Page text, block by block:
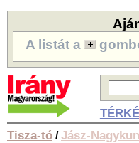
A listát a
Tisza-tó /Jász-